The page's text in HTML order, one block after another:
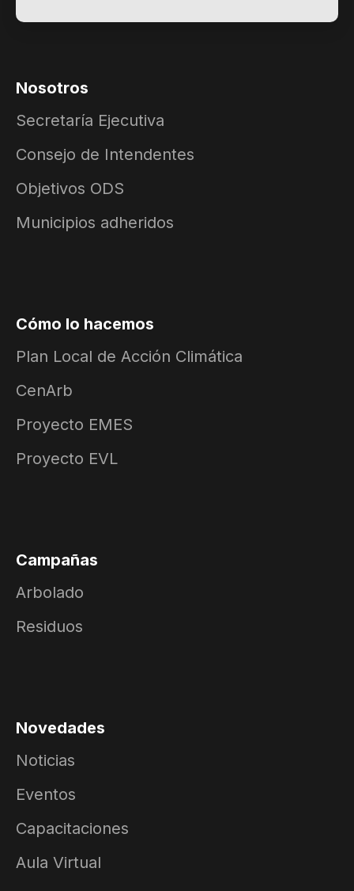
Nosotros
Secretaría Ejecutiva
Consejo de Intendentes
Objetivos ODS
Municipios adheridos
Cómo lo hacemos
Plan Local de Acción Climática
CenArb
Proyecto EMES
Proyecto EVL
Campañas
Arbolado
Residuos
Novedades
Noticias
Eventos
Capacitaciones
Aula Virtual